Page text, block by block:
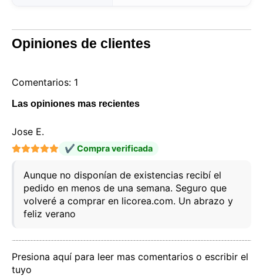
Opiniones de clientes
Comentarios: 1
Las opiniones mas recientes
Jose E.
✔ Compra verificada
Aunque no disponían de existencias recibí el
pedido en menos de una semana. Seguro que
volveré a comprar en licorea.com. Un abrazo y
feliz verano
Presiona aquí para leer mas comentarios o escribir el
tuyo
Nuestro sitio web utiliza cookies capaces de leer,
en su dispositivo. La información procesada por
estas tecnologías incluye datos relacionados con su
cuenta de usuario, que pueden incluir
y detalles de la sesión) e historial de navegación.
Utilizamos esta información para diversos fines: por
ejemplo, para acceder a su cuenta y recordar su
carrito de la compra, mantener la seguridad,
recordar las elecciones del usuario, mejorar nuestro
Puede personalizar su elección y seleccionar las
cookies que nos permite utilizar en su sesión.